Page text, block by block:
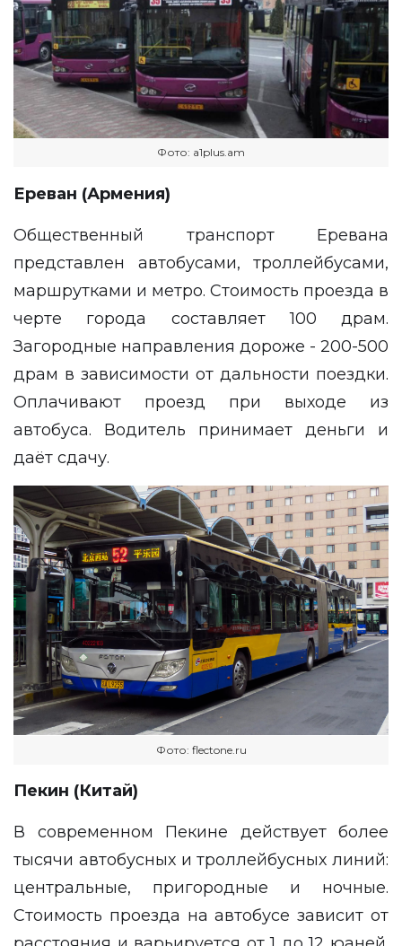
Фото: a1plus.am
Ереван (Армения)
Общественный транспорт Еревана
представлен автобусами, троллейбусами,
маршрутками и метро. Стоимость проезда в
черте города составляет 100 драм.
Загородные направления дороже - 200-500
драм в зависимости от дальности поездки.
Оплачивают проезд при выходе из
автобуса. Водитель принимает деньги и
даёт сдачу.
Фото: flectone.ru
Пекин (Китай)
В современном Пекине действует более
тысячи автобусных и троллейбусных линий:
центральные, пригородные и ночные.
Стоимость проезда на автобусе зависит от